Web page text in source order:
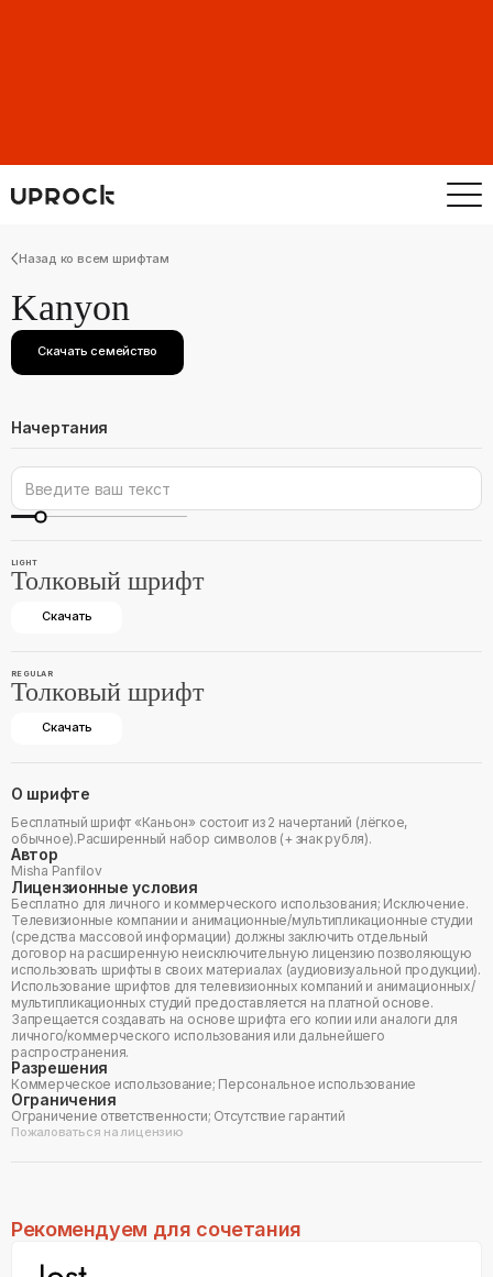
Назад ко всем шрифтам
Kanyon
Скачать семейство
Начертания
LIGHT
Толковый шрифт
Скачать
REGULAR
Толковый шрифт
Скачать
О шрифте
Бесплатный шрифт «Каньон» состоит из 2 начертаний (лёгкое,
обычное).Расширенный набор символов (+ знак рубля).
Автор
Misha Panfilov
Лицензионные условия
Бесплатно для личного и коммерческого использования; Исключение.
Телевизионные компании и анимационные/мультипликационные студии
(средства массовой информации) должны заключить отдельный
договор на расширенную неисключительную лицензию позволяющую
использовать шрифты в своих материалах (аудиовизуальной продукции).
Использование шрифтов для телевизионных компаний и анимационных/
мультипликационных студий предоставляется на платной основе.
Запрещается создавать на основе шрифта его копии или аналоги для
личного/коммерческого использования или дальнейшего
распространения.
Разрешения
Коммерческое использование; Персональное использование
Ограничения
Ограничение ответственности; Отсутствие гарантий
Пожаловаться на лицензию
Рекомендуем для сочетания